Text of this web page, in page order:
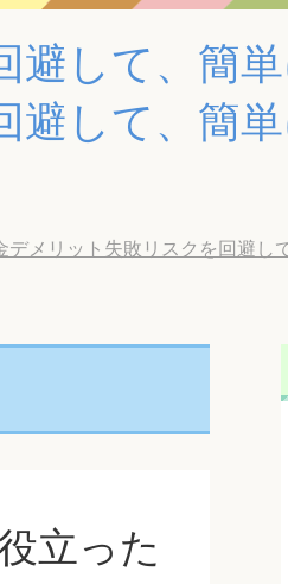
して、簡
して、簡
メリット失敗リスクを回避し
立った